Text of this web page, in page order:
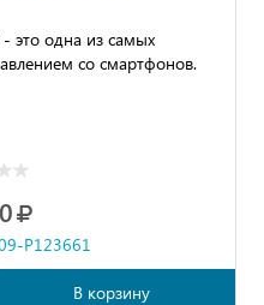
это одна из самых
со смартфонов.
P123661
В корзину